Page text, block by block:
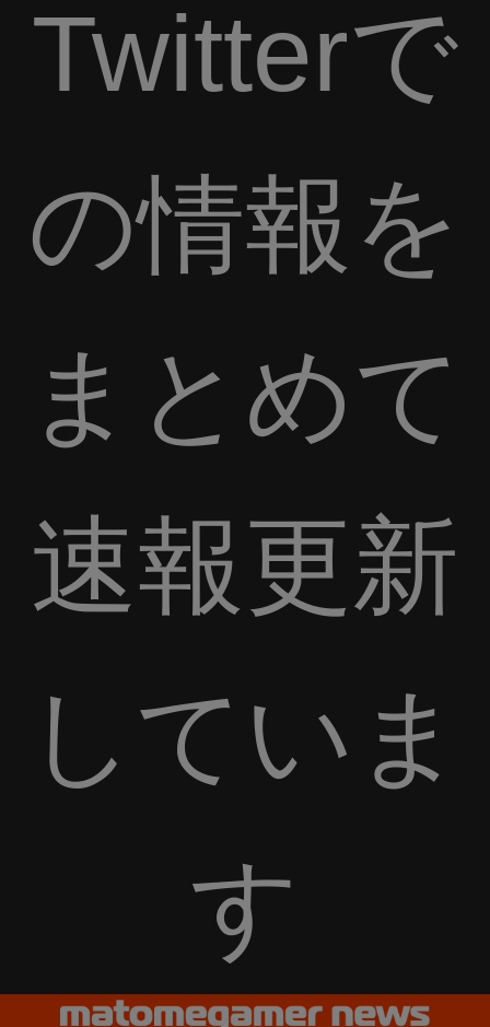
Twitterで
の情報を
まとめて
速報更新
していま
す